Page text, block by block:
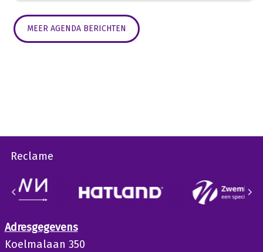
MEER AGENDA BERICHTEN
Reclame
Adresgegevens
Koelmalaan 350